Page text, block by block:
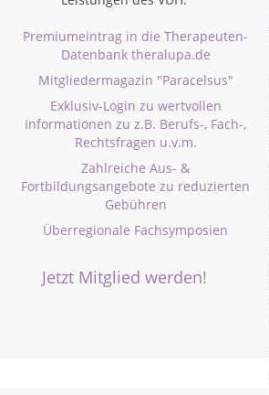
Premiumeintrag in die Therapeuten-
Datenbank theralupa.de
Mitgliedermagazin "Paracelsus"
Exklusiv-Login zu wertvollen
Informationen zu z.B. Berufs-, Fach-,
Rechtsfragen u.v.m.
Zahlreiche Aus- &
Fortbildungsangebote zu reduzierten
Gebühren
Überregionale Fachsymposien
Jetzt Mitglied werden!